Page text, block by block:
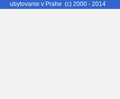
ubytovanie v Prahe (c) 2000 - 2014